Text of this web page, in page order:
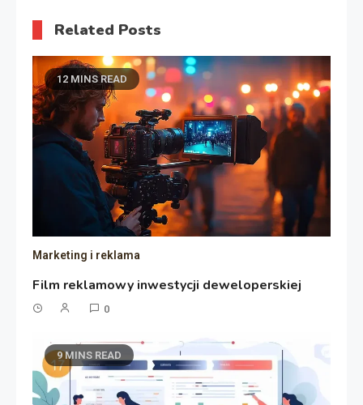
Related Posts
12 MINS READ
Marketing i reklama
Film reklamowy inwestycji deweloperskiej
0
9 MINS READ